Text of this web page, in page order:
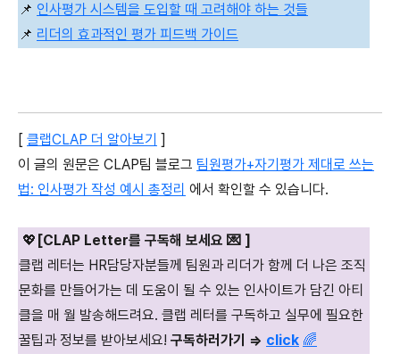
📌 인사평가 시스템을 도입할 때 고려해야 하는 것들
📌 리더의 효과적인 평가 피드백 가이드
[ 클랩CLAP 더 알아보기 ]
이 글의 원문은 CLAP팀 블로그 팀원평가+자기평가 제대로 쓰는
법: 인사평가 작성 예시 총정리 에서 확인할 수 있습니다.
💖 [CLAP Letter를 구독해 보세요 💌 ]
클랩 레터는 HR담당자분들께 팀원과 리더가 함께 더 나은 조직
문화를 만들어가는 데 도움이 될 수 있는 인사이트가 담긴 아티
클을 매 월 발송해드려요. 클랩 레터를 구독하고 실무에 필요한
꿀팁과 정보를 받아보세요! 구독하러가기 ⇒ click 🌈